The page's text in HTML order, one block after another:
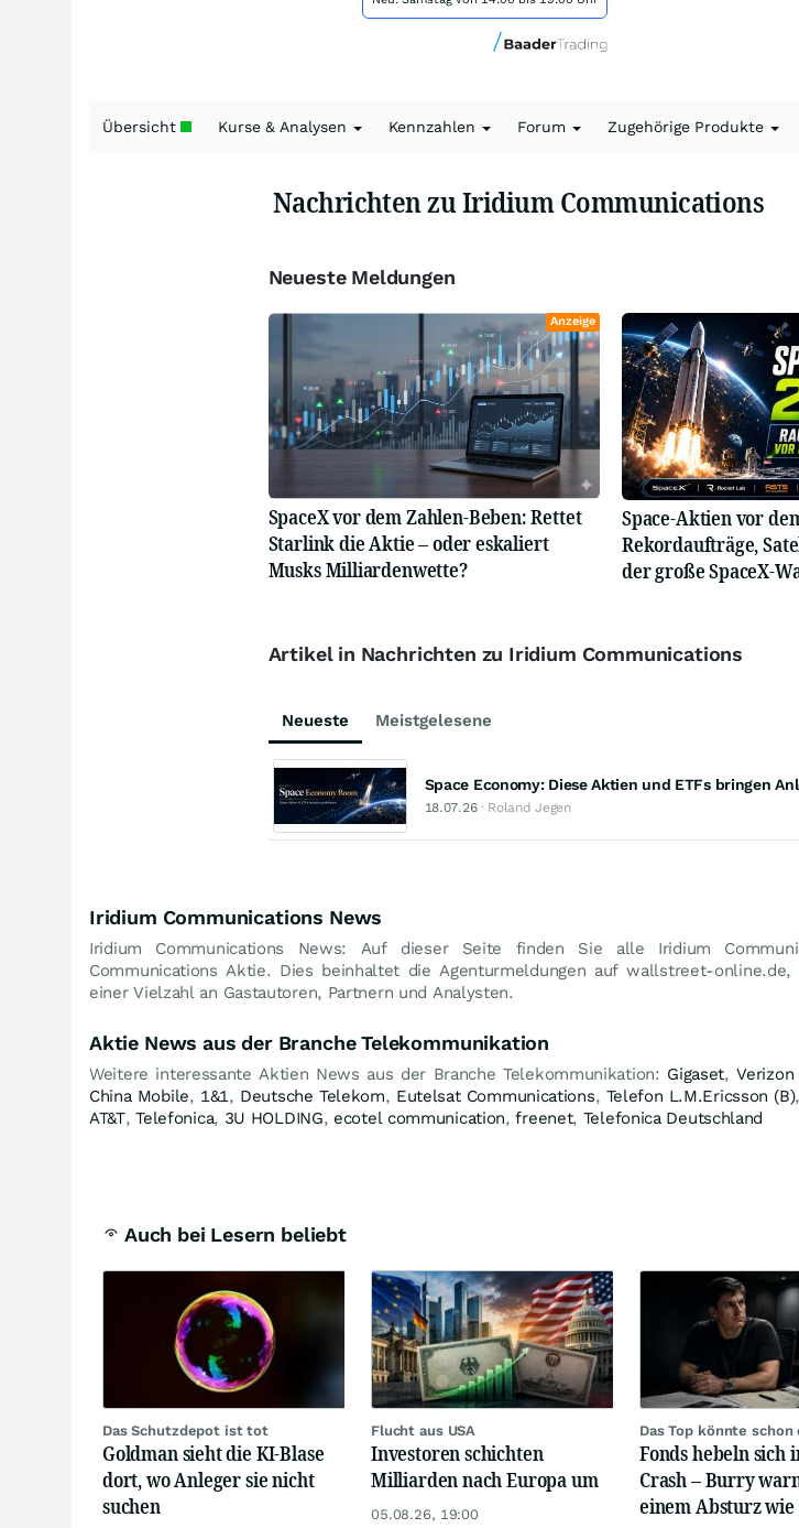
Übersicht Kurse & Analysen Kennzahlen Forum Zugehörige Produkte
Nachrichten zu Iridium Communications
Neueste Meldungen
Anzeige
SpaceX vor dem Zahlen-Beben: Rettet
Starlink die Aktie – oder eskaliert
Musks Milliardenwette?
Space-Aktien vor
Rekordaufträge,
der große SpaceX-
Artikel in Nachrichten zu Iridium Communications
Neueste Meistgelesene
Space Economy: Diese Aktien und ETFs bringen
18.07.26· Roland Jegen
Iridium Communications News
Iridium Communications News: Auf dieser Seite finden Sie alle Iridium
Communications Aktie. Dies beinhaltet die Agenturmeldungen auf wallstreet-
einer Vielzahl an Gastautoren, Partnern und Analysten.
Aktie News aus der Branche Telekommunikation
Weitere interessante Aktien News aus der Branche Telekommunikation: Gigaset,
China Mobile, 1&1, Deutsche Telekom, Eutelsat Communications, Telefon L.M.Ericsson (B),
AT&T,Telefonica, 3U HOLDING,ecotel communication,freenet, Telefonica Deutschland
Auch bei Lesern beliebt
Das Schutzdepot ist tot
Goldman sieht die KI-Blase
dort, wo Anleger sie nicht
suchen
Flucht aus USA
Investoren schichten
Milliarden nach Europa um
05.08.26, 19:00
Das Top könnte schon
Fonds hebeln sich
Crash – Burry
einem Absturz wie